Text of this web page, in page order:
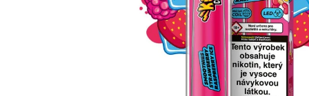
VENIX PRO CAPPUCINO-X
169 Kč